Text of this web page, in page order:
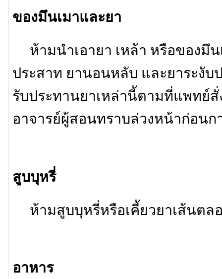
ของมึนเมาและยา
ห้ามนำเอายา เหล้า หรือของมึน
ประสาท ยานอนหลับ และยาระงับ
รับประทานยาเหล่านี้ตามที่แพทย์สั่
อาจารย์ผู้สอนทราบล่วงหน้าก่อนก
สูบบุหรี่
ห้ามสูบบุหรี่หรือเคี้ยวยาเส้นตลอ
อาหาร